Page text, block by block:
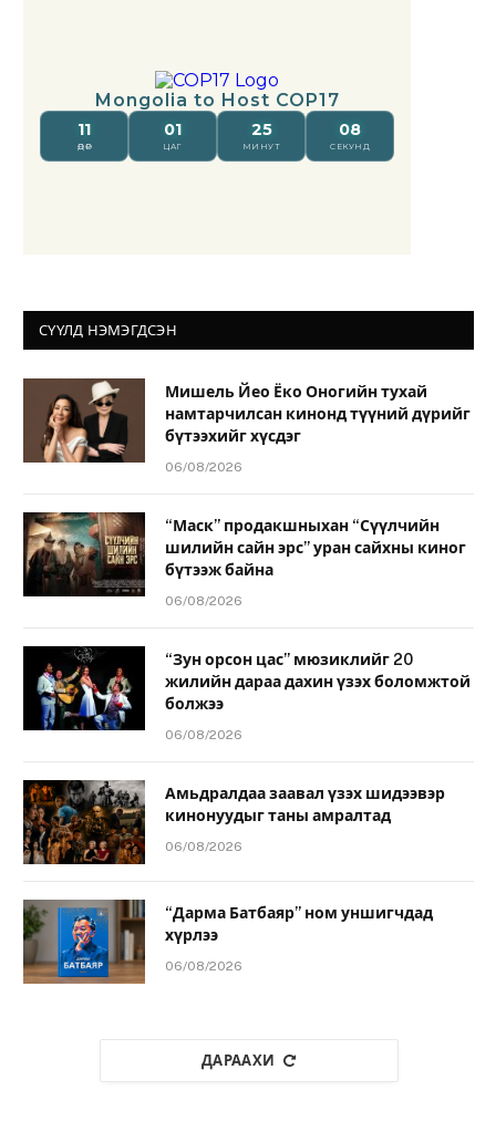
СҮҮЛД НЭМЭГДСЭН
Мишель Йео Ёко Оногийн тухай
намтарчилсан кинонд түүний дүрийг
бүтээхийг хүсдэг
06/08/2026
“Маск” продакшныхан “Сүүлчийн
шилийн сайн эрс” уран сайхны киног
бүтээж байна
06/08/2026
“Зун орсон цас” мюзиклийг 20
жилийн дараа дахин үзэх боломжтой
болжээ
06/08/2026
Амьдралдаа заавал үзэх шидээвэр
кинонуудыг таны амралтад
06/08/2026
“Дарма Батбаяр” ном уншигчдад
хүрлээ
06/08/2026
ДАРААХИ